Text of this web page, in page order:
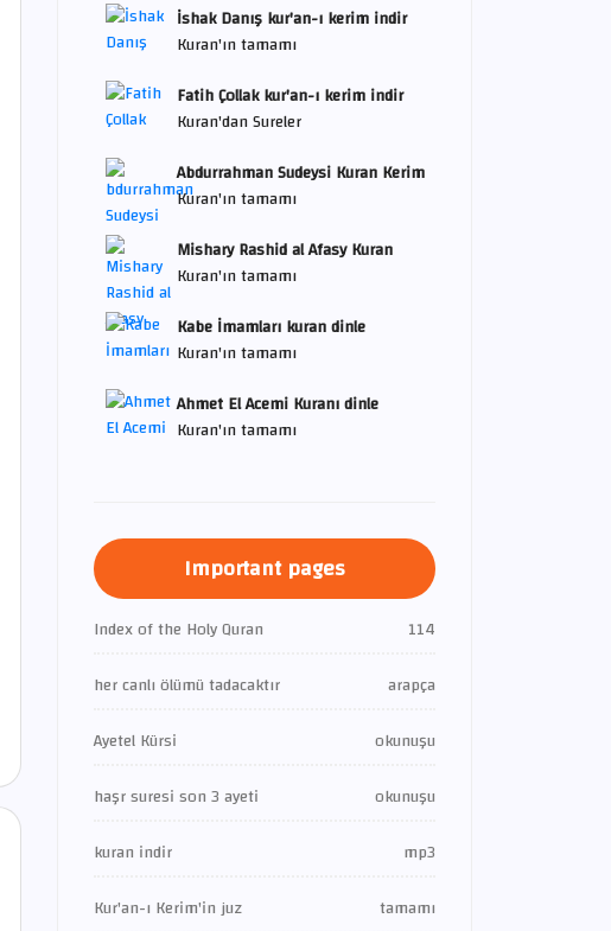
İshak Danış kur'an-ı kerim indir
Kuran'ın tamamı
Fatih Çollak kur'an-ı kerim indir
Kuran'dan Sureler
Abdurrahman Sudeysi Kuran Kerim
Kuran'ın tamamı
Mishary Rashid al Afasy Kuran
Kuran'ın tamamı
Kabe İmamları kuran dinle
Kuran'ın tamamı
Ahmet El Acemi Kuranı dinle
Kuran'ın tamamı
Important pages
Index of the Holy Quran
114
her canlı ölümü tadacaktır
arapça
Ayetel Kürsi
okunuşu
haşr suresi son 3 ayeti
okunuşu
kuran indir
mp3
Kur'an-ı Kerim'in juz
tamamı